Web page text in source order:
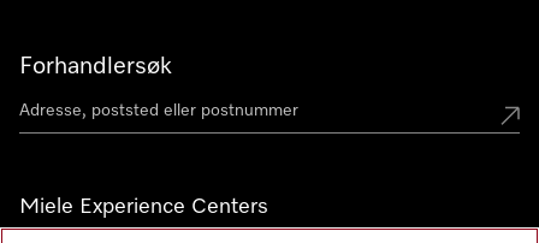
Forhandlersøk
Miele Experience Centers